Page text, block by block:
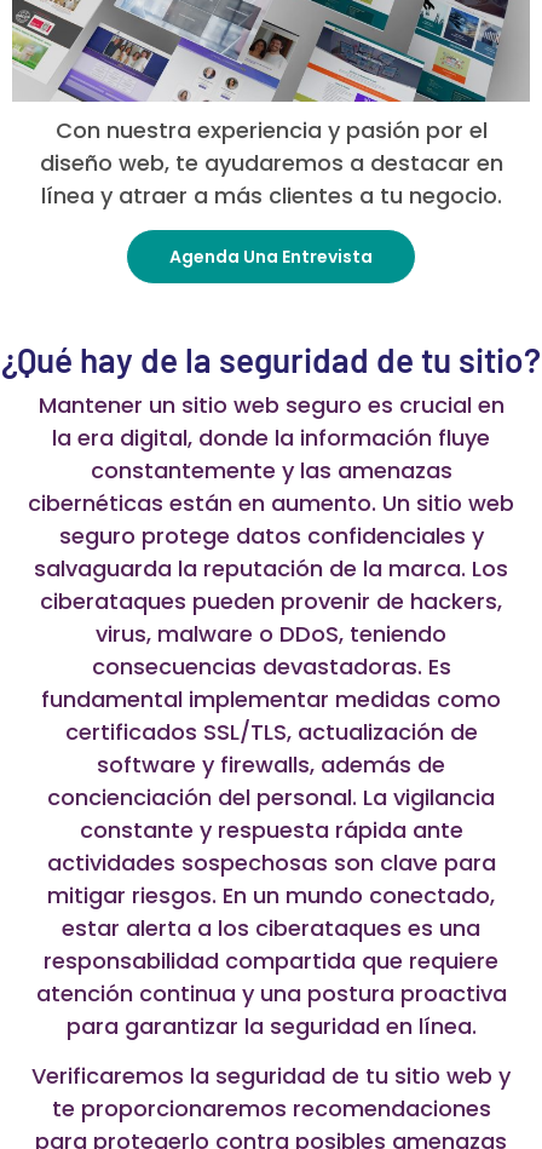
Con nuestra experiencia y pasión por el
diseño web, te ayudaremos a destacar en
línea y atraer a más clientes a tu negocio.
Agenda Una Entrevista
¿Qué hay de la seguridad de tu sitio?
Mantener un sitio web seguro es crucial en
la era digital, donde la información fluye
constantemente y las amenazas
cibernéticas están en aumento. Un sitio web
seguro protege datos confidenciales y
salvaguarda la reputación de la marca. Los
ciberataques pueden provenir de hackers,
virus, malware o DDoS, teniendo
consecuencias devastadoras. Es
fundamental implementar medidas como
certificados SSL/TLS, actualización de
software y firewalls, además de
concienciación del personal. La vigilancia
constante y respuesta rápida ante
actividades sospechosas son clave para
mitigar riesgos. En un mundo conectado,
estar alerta a los ciberataques es una
responsabilidad compartida que requiere
atención continua y una postura proactiva
para garantizar la seguridad en línea.
Verificaremos la seguridad de tu sitio web y
te proporcionaremos recomendaciones
para protegerlo contra posibles amenazas